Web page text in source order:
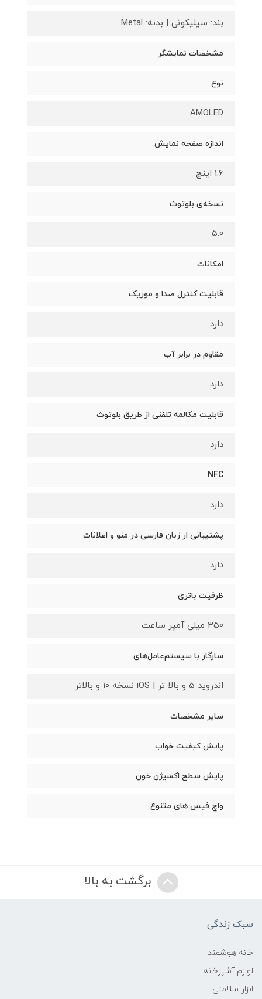
بند: سیلیکونی | بدنه: Metal
مشخصات نمایشگر
نوع
AMOLED
اندازه صفحه نمایش
1.6 اینچ
نسخه‌ی بلوتوث
5.0
امکانات
قابلیت کنترل صدا و موزیک
دارد
مقاوم در برابر آب
دارد
قابلیت مکالمه تلفنی از طریق بلوتوث
دارد
NFC
دارد
پشتیبانی از زبان فارسی در منو و اعلانات
دارد
ظرفیت باتری
350 میلی آمپر ساعت
سازگار با سیستم‌عامل‌های
اندروید 5 و بالا تر | iOS نسخه 10 و بالاتر
سایر مشخصات
پایش کیفیت خواب
پایش سطح اکسیژن خون
واچ فیس های متنوع
برگشت به بالا
سبک زندگی
خانه هوشمند
لوازم آشپزخانه
ابزار سلامتی